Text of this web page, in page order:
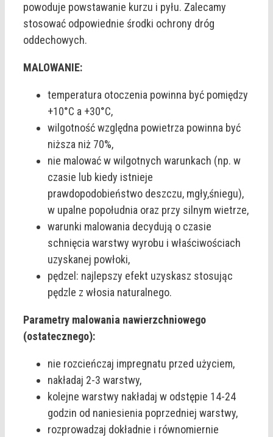
powoduje powstawanie kurzu i pyłu. Zalecamy
stosować odpowiednie środki ochrony dróg
oddechowych.
MALOWANIE:
temperatura otoczenia powinna być pomiędzy
+10°C a +30°C,
wilgotność względna powietrza powinna być
niższa niż 70%,
nie malować w wilgotnych warunkach (np. w
czasie lub kiedy istnieje
prawdopodobieństwo deszczu, mgły,śniegu),
w upalne popołudnia oraz przy silnym wietrze,
warunki malowania decydują o czasie
schnięcia warstwy wyrobu i właściwościach
uzyskanej powłoki,
pędzel: najlepszy efekt uzyskasz stosując
pędzle z włosia naturalnego.
Parametry malowania nawierzchniowego
(ostatecznego):
nie rozcieńczaj impregnatu przed użyciem,
nakładaj 2-3 warstwy,
kolejne warstwy nakładaj w odstępie 14-24
godzin od naniesienia poprzedniej warstwy,
rozprowadzaj dokładnie i równomiernie